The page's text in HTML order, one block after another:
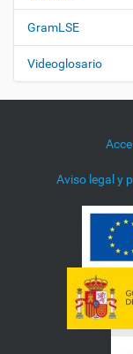
GramLSE
Videoglosario
Aviso legal y